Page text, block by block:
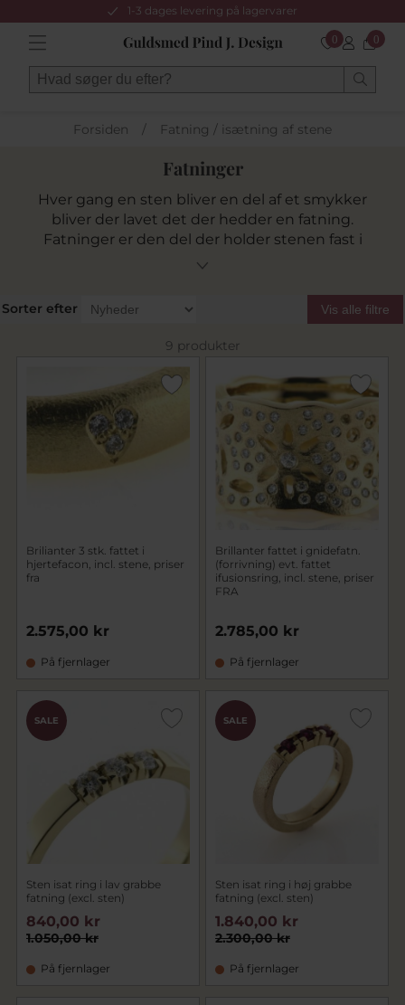
1-3 dages levering på lagervarer
0 0
Forsiden / Fatning / isætning af stene
Fatninger
Hver gang en sten bliver en del af et smykker
bliver der lavet det der hedder en fatning.
Fatninger er den del der holder stenen fast i
smykket så den ikke falder ud. Se vores
Sorter efter Vis alle filtre
9 produkter
Brilianter 3 stk. fattet i
hjertefacon, incl. stene, priser
fra
2.575,00 kr
På fjernlager
Brillanter fattet i gnidefatn.
(forrivning) evt. fattet
ifusionsring, incl. stene, priser
FRA
2.785,00 kr
På fjernlager
SALE
Sten isat ring i lav grabbe
fatning (excl. sten)
1.050,00 kr
840,00 kr
På fjernlager
SALE
Sten isat ring i høj grabbe
fatning (excl. sten)
2.300,00 kr
1.840,00 kr
På fjernlager